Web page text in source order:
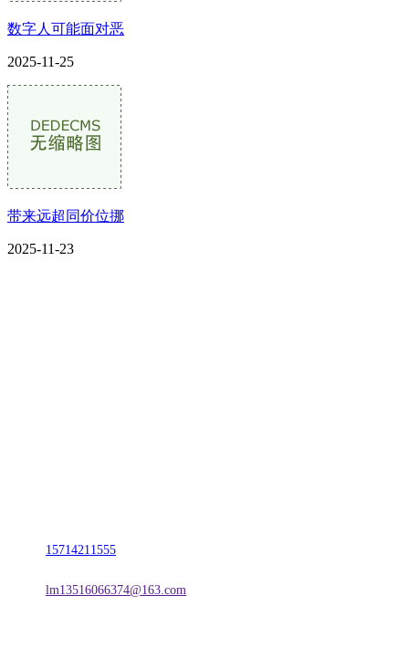
数字人可能面对恶
2025-11-25
带来远超同价位挪
2025-11-23
15714211555
lm13516066374@163.com